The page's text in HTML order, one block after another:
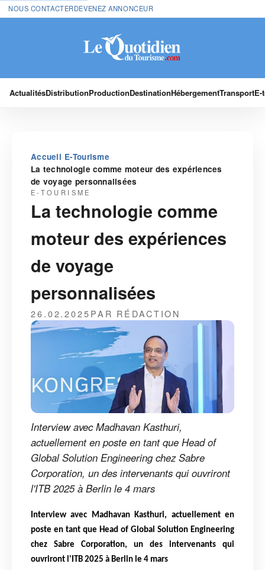
NOUS CONTACTERDEVENEZ ANNONCEUR
ActualitésDistributionProductionDestinationHébergementTransport
Accueil›E-Tourisme›
La technologie comme moteur des expériences
de voyage personnalisées
E-TOURISME
La technologie comme
moteur des expériences
de voyage
personnalisées
26.02.2025PAR RÉDACTION
Interview avec Madhavan Kasthuri,
actuellement en poste en tant que Head of
Global Solution Engineering chez Sabre
Corporation, un des intervenants qui ouvriront
l'ITB 2025 à Berlin le 4 mars
Interview avec Madhavan Kasthuri, actuellement en
poste en tant que Head of Global Solution Engineering
chez Sabre Corporation, un des intervenants qui
ouvriront l'ITB 2025 à Berlin le 4 mars